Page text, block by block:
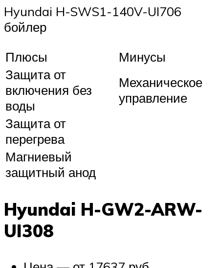
Hyundai H-SWS1-140V-UI706
бойлер
Плюсы
Минусы
Защита от
включения без
воды
Механическое
управление
Защита от
перегрева
Магниевый
защитный анод
Hyundai H-GW2-ARW-
UI308